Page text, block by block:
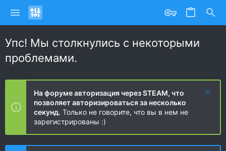
Упс! Мы столкнулись с некоторыми
проблемами.
На форуме авторизация через STEAM, что
позволяет авторизироваться за несколько
секунд. Только не говорите, что вы в нем не
зарегистрированы :)